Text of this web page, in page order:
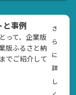
と事例
って、企業版
版ふるさと納
でご紹介して
さ
ら
に
詳
し